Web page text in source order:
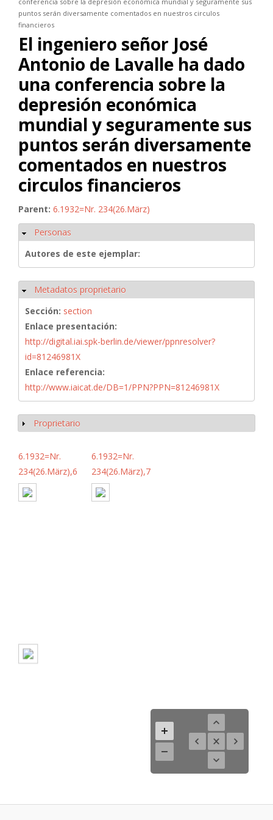
puntos serán diversamente comentados en nuestros circulos
financieros
El ingeniero señor José
Antonio de Lavalle ha dado
una conferencia sobre la
depresión económica
mundial y seguramente sus
puntos serán diversamente
comentados en nuestros
circulos financieros
Parent: 6.1932=Nr. 234(26.März)
Ocultar
Personas
Autores de este ejemplar:
Ocultar
Metadatos proprietario
Sección: section
Enlace presentación:
http://digital.iai.spk-berlin.de/viewer/ppnresolver?
id=81246981X
Enlace referencia:
http://www.iaicat.de/DB=1/PPN?PPN=81246981X
Mostrar
Proprietario
6.1932=Nr.
234(26.März),6
6.1932=Nr.
234(26.März),7